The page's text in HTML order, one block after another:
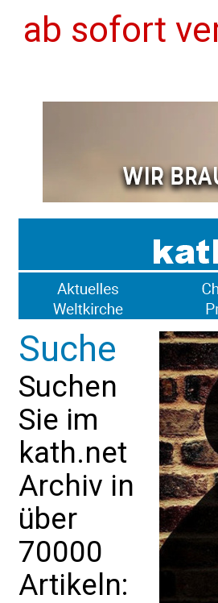
ab sofort
Suche
Suchen
Sie im
kath.net
Archiv in
über
70000
Artikeln: